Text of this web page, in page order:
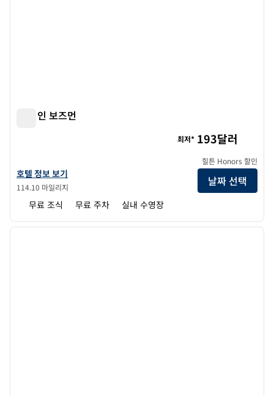
햄튼 인 보즈먼
햄튼 인 보즈먼의 호텔 정보 보기
호텔 정보 보기
114.10 마일리지
최저* 193달러
힐튼 Honors 할인
날짜 선택
무료 조식 무료 주차 실내 수영장
1/12
1/12
이전 이미지 다음